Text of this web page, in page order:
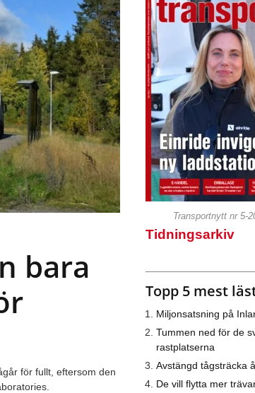
bara
för fullt, eftersom den
Transportnytt nr 5-
Tidningsarkiv
Topp 5 mest
Miljonsatsning på
Tummen ned för de
rastplatserna
Avstängd tågsträcka
De vill flytta mer